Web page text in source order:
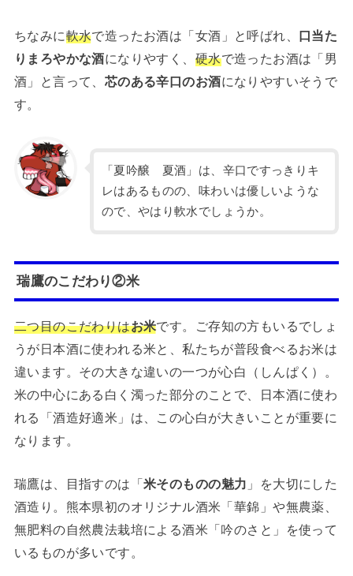
ちなみに軟水で造ったお酒は「女酒」と呼ばれ、 口当た
りまろやかな酒になりやすく、 硬水で造ったお酒は「男
酒」と言って、 芯のある辛口のお酒になりやすいそうで
す。
「夏吟醸 夏酒」は、辛口ですっきりキ
レはあるものの、味わいは優しいような
ので、やはり軟水でしょうか。
瑞鷹のこだわり②米
二つ目のこだわりはお米です。ご存知の方もいるでしょ
うが日本酒に使われる米と、私たちが普段食べるお米は
違います。その大きな違いの一つが心白（しんぱく）。
米の中心にある白く濁った部分のことで、日本酒に使わ
れる「酒造好適米」は、この心白が大きいことが重要に
なります。
瑞鷹は、目指すのは「米そのものの魅力 」を大切にした
酒造り。熊本県初のオリジナル酒米「華錦」や無農薬、
無肥料の自然農法栽培による酒米「吟のさと」を使って
いるものが多いです。